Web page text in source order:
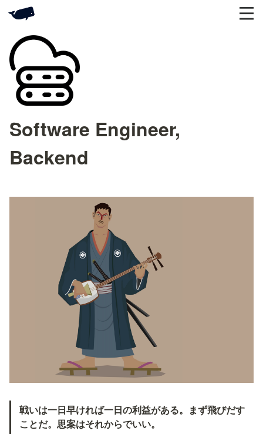
Software Engineer,
Backend
戦いは一日早ければ一日の利益がある。まず飛びだす
ことだ。思案はそれからでいい。